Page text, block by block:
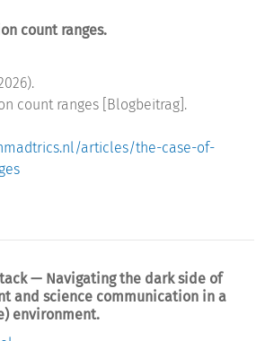
count ranges.
count ranges [Blogbeitrag].
articles/the-case-of-
— Navigating the dark side of
and science communication in a
environment.